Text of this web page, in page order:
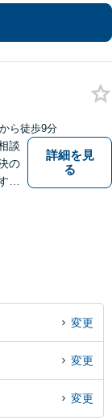
から徒歩9分
談
の
。
詳細を見
る
変更
変更
変更